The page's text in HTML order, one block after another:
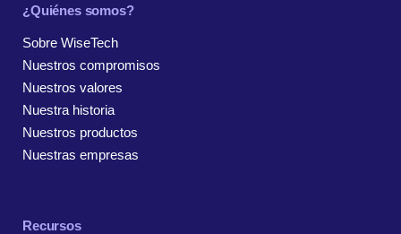
¿Quiénes somos?
Sobre WiseTech
Nuestros compromisos
Nuestros valores
Nuestra historia
Nuestros productos
Nuestras empresas
Recursos